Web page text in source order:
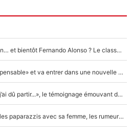
Max Verstappen, Lewis Hamilton… et bientôt Fernando Alonso ? Le classement des pilotes les mieux payés en Formule 1 risque de changer !
F1 - Alpine signe un accord «impensable» et va entrer dans une nouvelle dimension : Grande nouvelle pour Pierre Gasly !
F1 : « Je lui ai fait un câlin, puis j’ai dû partir...», le témoignage émouvant de Max Verstappen sur sa fille
F1 : Charles Leclerc surpris par les paparazzis avec sa femme, les rumeurs étaient vraies !